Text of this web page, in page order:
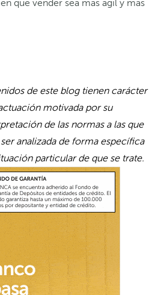
que vender sea más ágil y más
de este blog tienen carácter
motivada por su
de las normas a las que
analizada de forma específica
particular de que se trate.